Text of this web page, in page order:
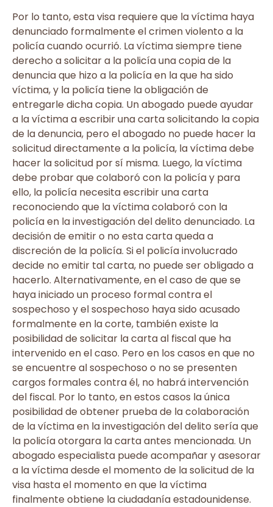
Por lo tanto, esta visa requiere que la víctima haya
denunciado formalmente el crimen violento a la
policía cuando ocurrió. La víctima siempre tiene
derecho a solicitar a la policía una copia de la
denuncia que hizo a la policía en la que ha sido
víctima, y la policía tiene la obligación de
entregarle dicha copia. Un abogado puede ayudar
a la víctima a escribir una carta solicitando la copia
de la denuncia, pero el abogado no puede hacer la
solicitud directamente a la policía, la víctima debe
hacer la solicitud por sí misma. Luego, la víctima
debe probar que colaboró con la policía y para
ello, la policía necesita escribir una carta
reconociendo que la víctima colaboró con la
policía en la investigación del delito denunciado. La
decisión de emitir o no esta carta queda a
discreción de la policía. Si el policía involucrado
decide no emitir tal carta, no puede ser obligado a
hacerlo. Alternativamente, en el caso de que se
haya iniciado un proceso formal contra el
sospechoso y el sospechoso haya sido acusado
formalmente en la corte, también existe la
posibilidad de solicitar la carta al fiscal que ha
intervenido en el caso. Pero en los casos en que no
se encuentre al sospechoso o no se presenten
cargos formales contra él, no habrá intervención
del fiscal. Por lo tanto, en estos casos la única
posibilidad de obtener prueba de la colaboración
de la víctima en la investigación del delito sería que
la policía otorgara la carta antes mencionada. Un
abogado especialista puede acompañar y asesorar
a la víctima desde el momento de la solicitud de la
visa hasta el momento en que la víctima
finalmente obtiene la ciudadanía estadounidense.